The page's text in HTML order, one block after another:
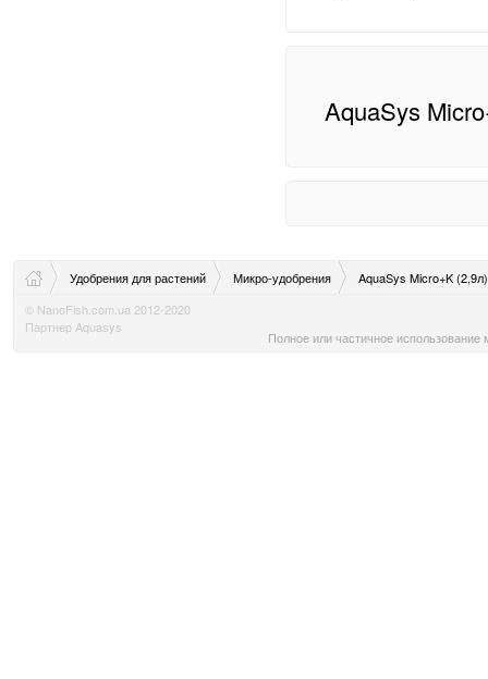
AquaSys
Удобрения для растений Микро-удобрения
AquaSys Micro+K (2,9л)
© NanoFish.com.ua 2012-2020
Партнер Aquasys
Полное или частичное